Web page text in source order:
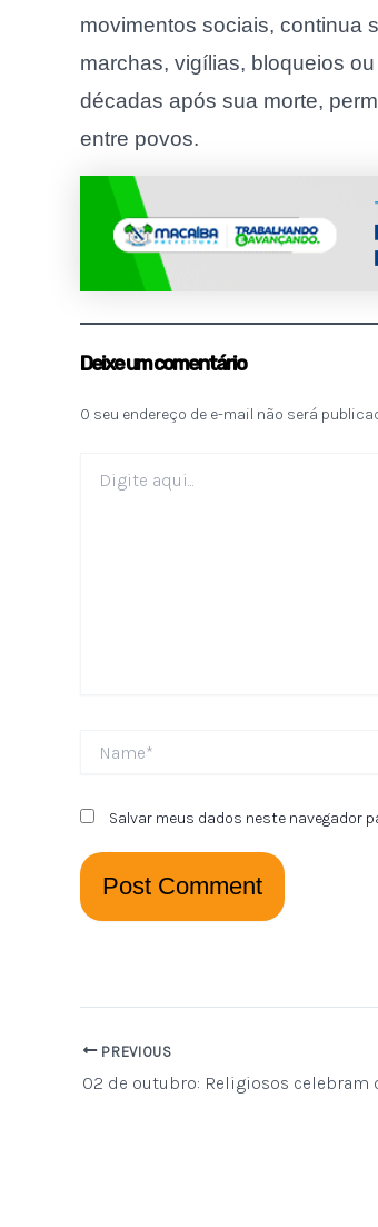
movimentos sociais, continua
marchas, vigílias, bloqueios
décadas após sua morte,
entre povos.
Deixe um comentário
O seu endereço de e-mail não será
aqui...
Salvar meus dados neste navegador
PREVIOUS